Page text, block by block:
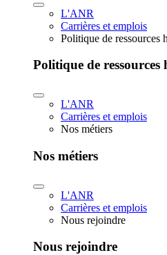
L'ANR
Carrières et emplois
Politique de ressources
Politique de ressources
L'ANR
Carrières et emplois
Nos métiers
Nos métiers
L'ANR
Carrières et emplois
Nous rejoindre
Nous rejoindre